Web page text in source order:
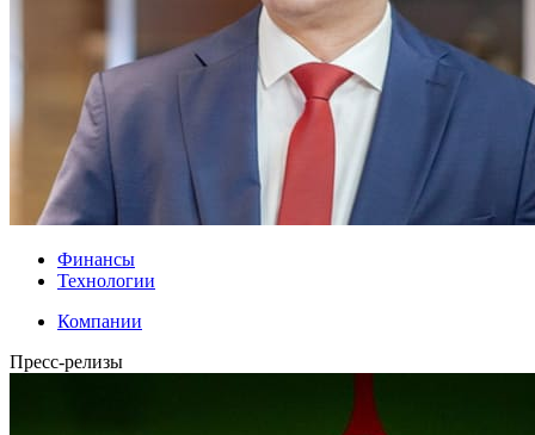
Финансы
Технологии
Компании
Пресс-релизы